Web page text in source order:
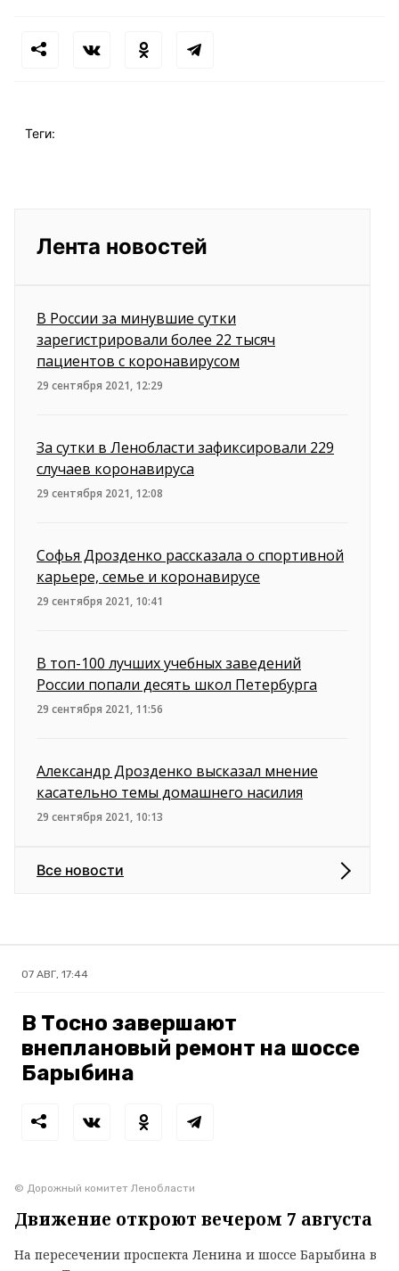
Теги:
Лента новостей
В России за минувшие сутки
зарегистрировали более 22 тысяч
пациентов с коронавирусом
29 сентября 2021, 12:29
За сутки в Ленобласти зафиксировали 229
случаев коронавируса
29 сентября 2021, 12:08
Софья Дрозденко рассказала о спортивной
карьере, семье и коронавирусе
29 сентября 2021, 10:41
В топ-100 лучших учебных заведений
России попали десять школ Петербурга
29 сентября 2021, 11:56
Александр Дрозденко высказал мнение
касательно темы домашнего насилия
29 сентября 2021, 10:13
Все новости
07 АВГ, 17:44
В Тосно завершают
внеплановый ремонт на шоссе
Барыбина
© Дорожный комитет Ленобласти
Движение откроют вечером 7 августа
На пересечении проспекта Ленина и шоссе Барыбина в